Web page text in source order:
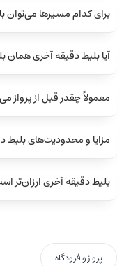
برای کدام مسیرها می‌توان
آیا بلیط دقیقه آخری همان
معمولاً چقدر قبل از پرواز
مزایا و محدودیت‌های
بلیط دقیقه آخری ارزان‌تر
پرواز و فرودگاه